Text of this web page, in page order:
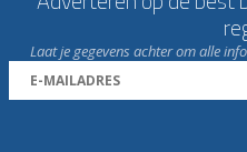
Laat je gegevens achter om alle